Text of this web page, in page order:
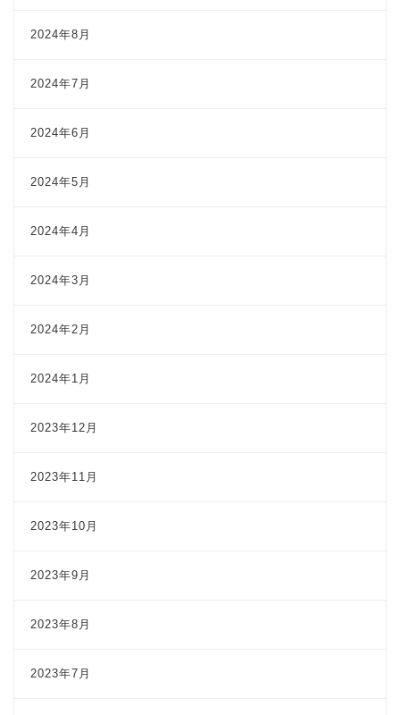
2024年8月
2024年7月
2024年6月
2024年5月
2024年4月
2024年3月
2024年2月
2024年1月
2023年12月
2023年11月
2023年10月
2023年9月
2023年8月
2023年7月